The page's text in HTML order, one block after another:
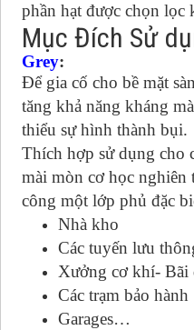
phần hạt được chọn lọc
Mục Đích Sử
Grey:
Để gia cố cho bề mặt
tăng khả năng kháng
thiểu sự hình thành bụi.
Thích hợp sử dụng cho
mài mòn cơ học nghiên
công một lớp phủ đặc
Nhà kho
Các tuyến lưu
Xưởng cơ khí- Bãi
Các trạm bảo hành
Garages…